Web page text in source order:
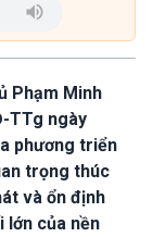
Phạm Minh
TTg ngày
phương triển
trọng thúc
và ổn định
lớn của nền